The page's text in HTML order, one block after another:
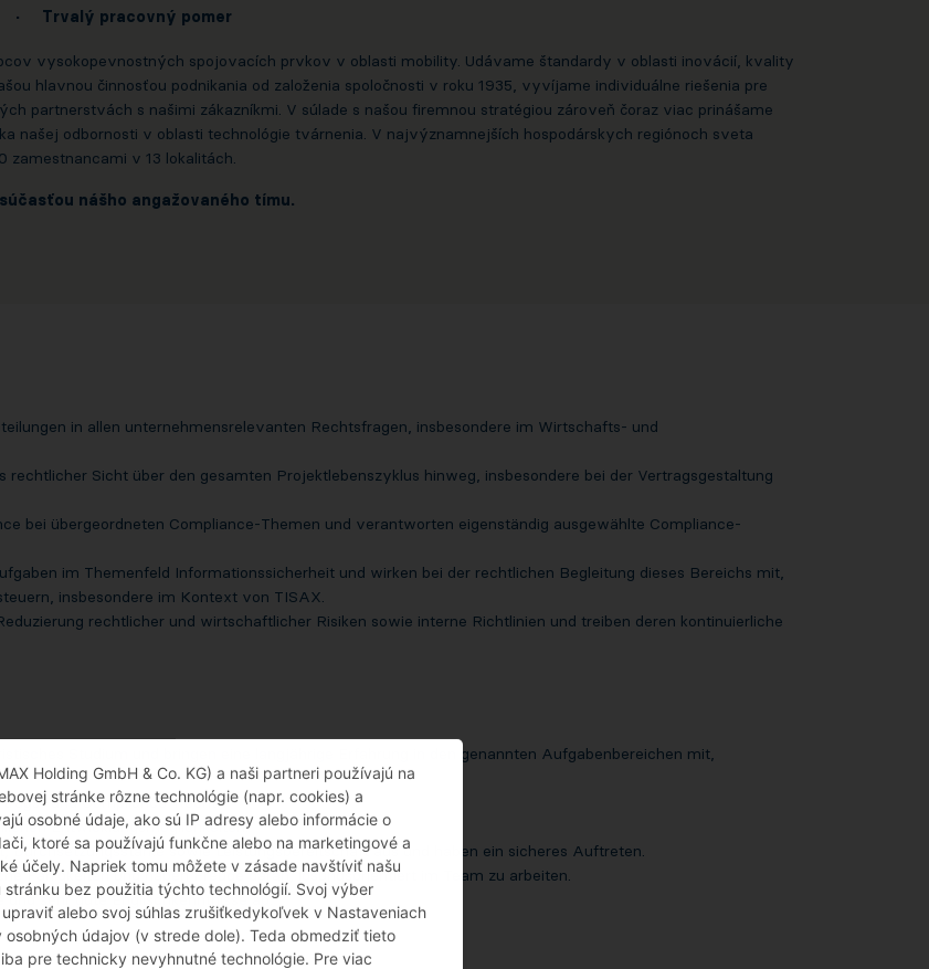
· Trvalý pracovný pomer
vysokopevnostných spojovacích prvkov v oblasti mobility. Udávame štandardy v oblasti inovácií, kvality
hlavnou činnosťou podnikania od založenia spoločnosti v roku 1935, vyvíjame individuálne riešenia pre
partnerstvách s našimi zákazníkmi. V súlade s našou firemnou stratégiou zároveň čoraz viac prinášame
našej odbornosti v oblasti technológie tvárnenia. V najvýznamnejších hospodárskych regiónoch sveta
zamestnancami v 13 lokalitách.
nášho angažovaného tímu.
in allen unternehmensrelevanten Rechtsfragen, insbesondere im Wirtschafts- und
rechtlicher Sicht über den gesamten Projektlebenszyklus hinweg, insbesondere bei der Vertragsgestaltung
bei übergeordneten Compliance-Themen und verantworten eigenständig ausgewählte Compliance-
im Themenfeld Informationssicherheit und wirken bei der rechtlichen Begleitung dieses Bereichs mit,
insbesondere im Kontext von TISAX.
rechtlicher und wirtschaftlicher Risiken sowie interne Richtlinien und treiben deren kontinuierliche
Studium und bringen eine langjährige Erfahrung in den genannten Aufgabenbereichen mit,
und Compliance-Recht.
Entwicklungsmöglichkeiten.
Durchsetzungsstärke sowie Leistungsbereitschaft aus und haben ein sicheres Auftreten.
Fähigkeiten und haben Freude daran, lösungsorientiert im Team zu arbeiten.
sehr gute Englischkenntnisse ab.
Holding GmbH & Co. KG) a naši partneri používajú na
stránke rôzne technológie (napr. cookies) a
osobné údaje, ako sú IP adresy alebo informácie o
ktoré sa používajú funkčne alebo na marketingové a
účely. Napriek tomu môžete v zásade navštíviť našu
stránku bez použitia týchto technológií. Svoj výber
alebo svoj súhlas zrušiťkedykoľvek v Nastaveniach
osobných údajov (v strede dole). Teda obmedziť tieto
pre technicky nevyhnutné technológie. Pre viac